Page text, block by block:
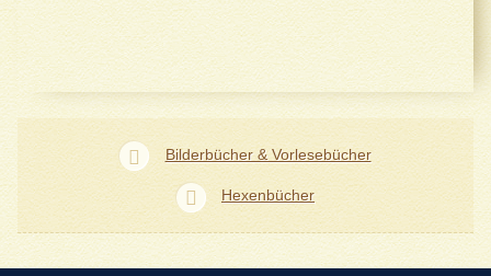
Bilderbücher & Vorlesebücher
Hexenbücher